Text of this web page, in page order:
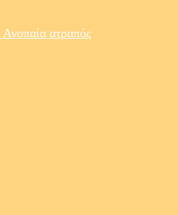
Ανοπαία ατραπός